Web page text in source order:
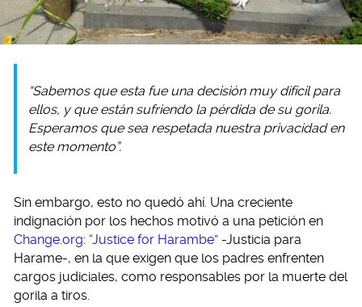
“Sabemos que esta fue una decisión muy difícil para
ellos, y que están sufriendo la pérdida de su gorila.
Esperamos que sea respetada nuestra privacidad en
este momento”.
Sin embargo, esto no quedó ahí. Una creciente
indignación por los hechos motivó a una petición en
Change.org: “Justice for Harambe” -Justicia para
Harame-, en la que exigen que los padres enfrenten
cargos judiciales, como responsables por la muerte del
gorila a tiros.